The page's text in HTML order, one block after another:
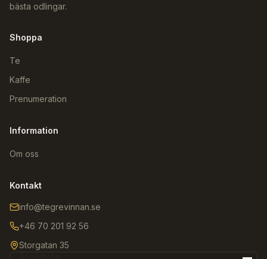
bästa odlingar.
Shoppa
Te
Kaffe
Prenumeration
Information
Om oss
Kontakt
info@tegrevinnan.se
+46 70 201 92 56
Storgatan 35